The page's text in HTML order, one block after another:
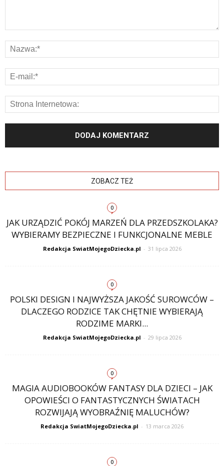
ZOBACZ TEŻ
0
JAK URZĄDZIĆ POKÓJ MARZEŃ DLA PRZEDSZKOLAKA?
WYBIERAMY BEZPIECZNE I FUNKCJONALNE MEBLE
Redakcja SwiatMojegoDziecka.pl - 31 lipca 2026
0
POLSKI DESIGN I NAJWYŻSZA JAKOŚĆ SUROWCÓW –
DLACZEGO RODZICE TAK CHĘTNIE WYBIERAJĄ
RODZIME MARKI...
Redakcja SwiatMojegoDziecka.pl - 29 lipca 2026
0
MAGIA AUDIOBOOKÓW FANTASY DLA DZIECI – JAK
OPOWIEŚCI O FANTASTYCZNYCH ŚWIATACH
ROZWIJAJĄ WYOBRAŹNIĘ MALUCHÓW?
Redakcja SwiatMojegoDziecka.pl - 13 marca 2026
0